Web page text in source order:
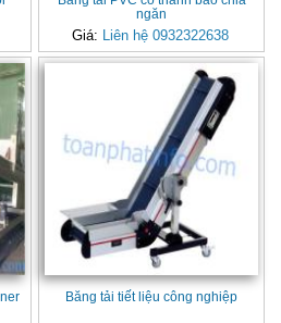
ngăn
Giá: Liên hệ 0932322638
Băng tải tiết liệu công nghiệp